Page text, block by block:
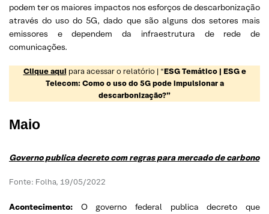
podem ter os maiores impactos nos esforços de descarbonização
através do uso do 5G, dado que são alguns dos setores mais
emissores e dependem da infraestrutura de rede de
comunicações.
Clique aqui para acessar o relatório | “ESG Temático | ESG e
Telecom: Como o uso do 5G pode impulsionar a
descarbonização?”
Maio
Governo publica decreto com regras para mercado de carbono
Fonte: Folha, 19/05/2022
Acontecimento: O governo federal publica decreto que